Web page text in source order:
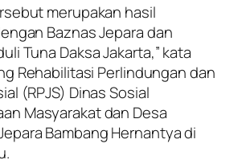
merupakan hasil
Baznas Jepara dan
Tuna Daksa Jakarta,” kata
Rehabilitasi Perlindungan dan
(RPJS) Dinas Sosial
Masyarakat dan Desa
Bambang Hernantya di